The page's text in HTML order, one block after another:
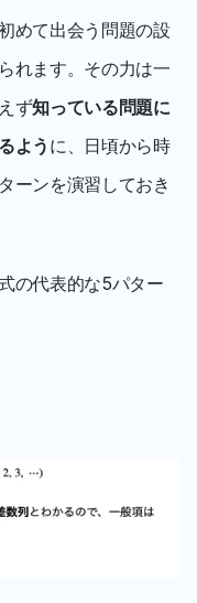
めて出会う問題の設
れます。その力は一
ず知っている問題に
よう に、日頃から時
ーンを演習しておき
の代表的な5パター